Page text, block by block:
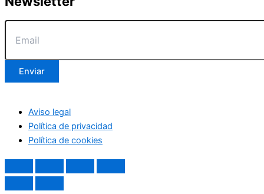
Enviar
Aviso legal
Política de privacidad
Política de cookies